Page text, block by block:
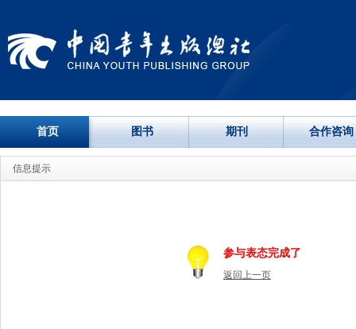
首页 图书 期刊 合作咨询
信息提示
参与表态完成了
返回上一页